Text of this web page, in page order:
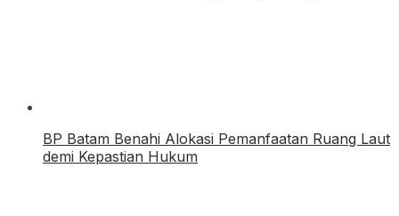
BP Batam Benahi Alokasi Pemanfaatan Ruang Laut
demi Kepastian Hukum